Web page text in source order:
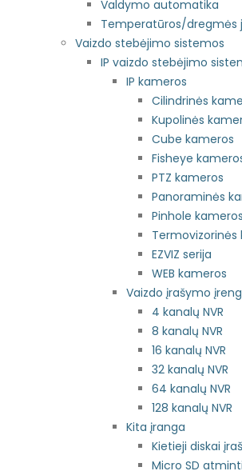
Valdymo automatika
Temperatūros/dregmės
Vaizdo stebėjimo sistemos
IP vaizdo stebėjimo
IP kameros
Cilindrinės
Kupolinės
Cube kameros
Fisheye
PTZ kameros
Panoraminės
Pinhole kameros
Termovizorinės
EZVIZ serija
WEB kameros
Vaizdo įrašymo
4 kanalų NVR
8 kanalų NVR
16 kanalų NVR
32 kanalų NVR
64 kanalų NVR
128 kanalų NVR
Kita įranga
Kietieji diskai
Micro SD